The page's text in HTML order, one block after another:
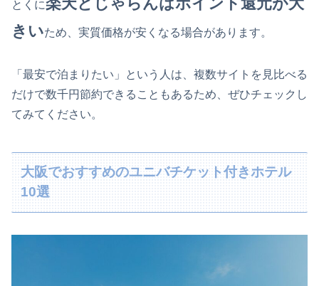
とくに
きいため、実質価格が安くなる場合があります。
「最安で泊まりたい」という人は、複数サイトを見比べる
だけで数千円節約できることもあるため、ぜひチェックし
てみてください。
大阪でおすすめのユニバチケット付きホテル
10選